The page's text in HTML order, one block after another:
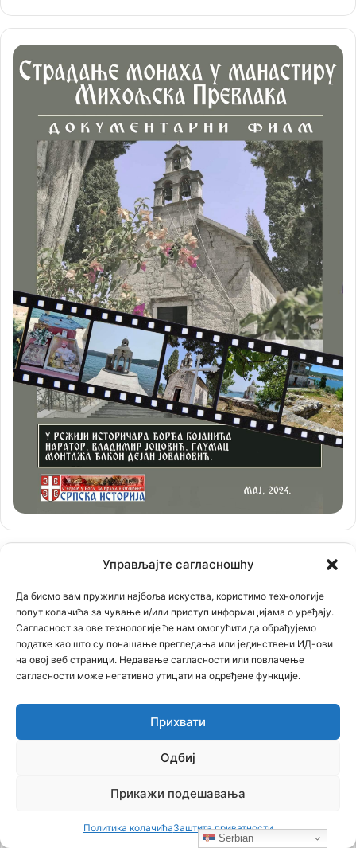
Управљајте сагласношћу
Да бисмо вам пружили најбоља искуства, користимо технологије
попут колачића за чување и/или приступ информацијама о уређају.
Сагласност за ове технологије ће нам омогућити да обрађујемо
податке као што су понашање прегледања или јединствени ИД-ови
на овој веб страници. Недавање сагласности или повлачење
сагласности може негативно утицати на одређене функције.
Прихвати
Одбиј
Прикажи подешавања
Политика колачићаЗаштита приватности
Serbian